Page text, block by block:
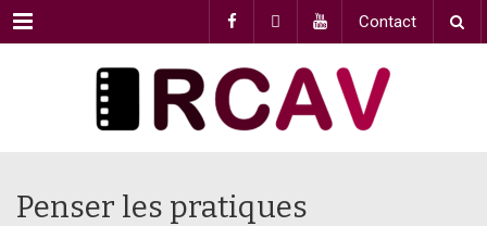
Menu Contact
Penser les pratiques